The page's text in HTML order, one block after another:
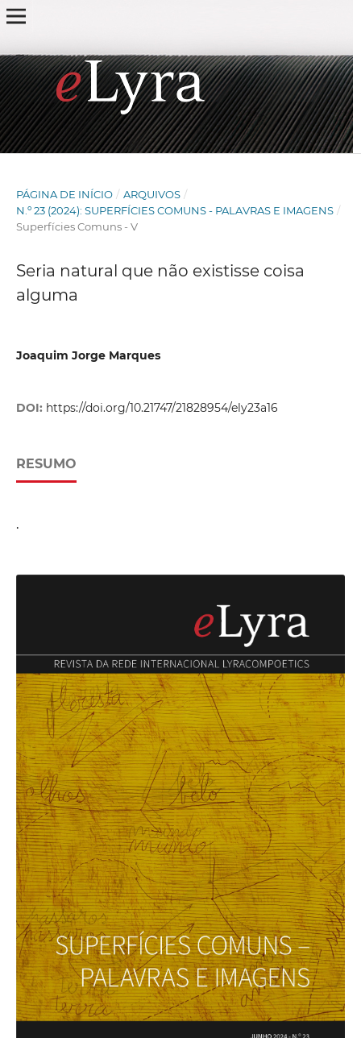
PÁGINA DE INÍCIO / ARQUIVOS /
N.º 23 (2024): SUPERFÍCIES COMUNS - PALAVRAS E IMAGENS /
Superfícies Comuns - V
Seria natural que não existisse coisa
alguma
Joaquim Jorge Marques
DOI: https://doi.org/10.21747/21828954/ely23a16
RESUMO
.